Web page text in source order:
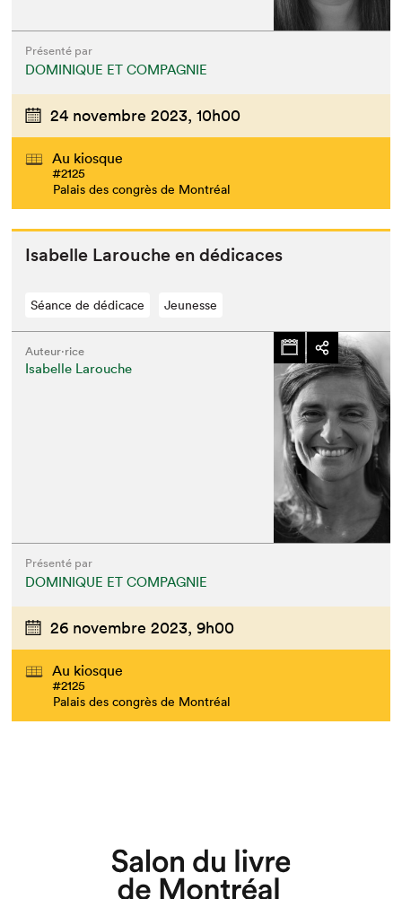
Que cherchez-vous?
Présenté par
DOMINIQUE ET COMPAGNIE
24 novembre 2023, 10h00
Au kiosque
#2125
Palais des congrès de Montréal
Isabelle Larouche en dédicaces
Séance de dédicace Jeunesse
Auteur·rice
Isabelle Larouche
Présenté par
DOMINIQUE ET COMPAGNIE
26 novembre 2023, 9h00
Au kiosque
#2125
Palais des congrès de Montréal